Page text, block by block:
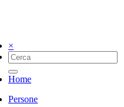
×
Home
Persone